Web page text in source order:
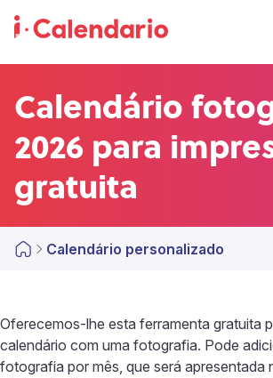
Calendário
2026 para
gratuita
Calendário personalizado
Oferecemos-lhe esta ferramenta gratuita
calendário com uma fotografia. Pode
fotografia por mês, que será apresentada